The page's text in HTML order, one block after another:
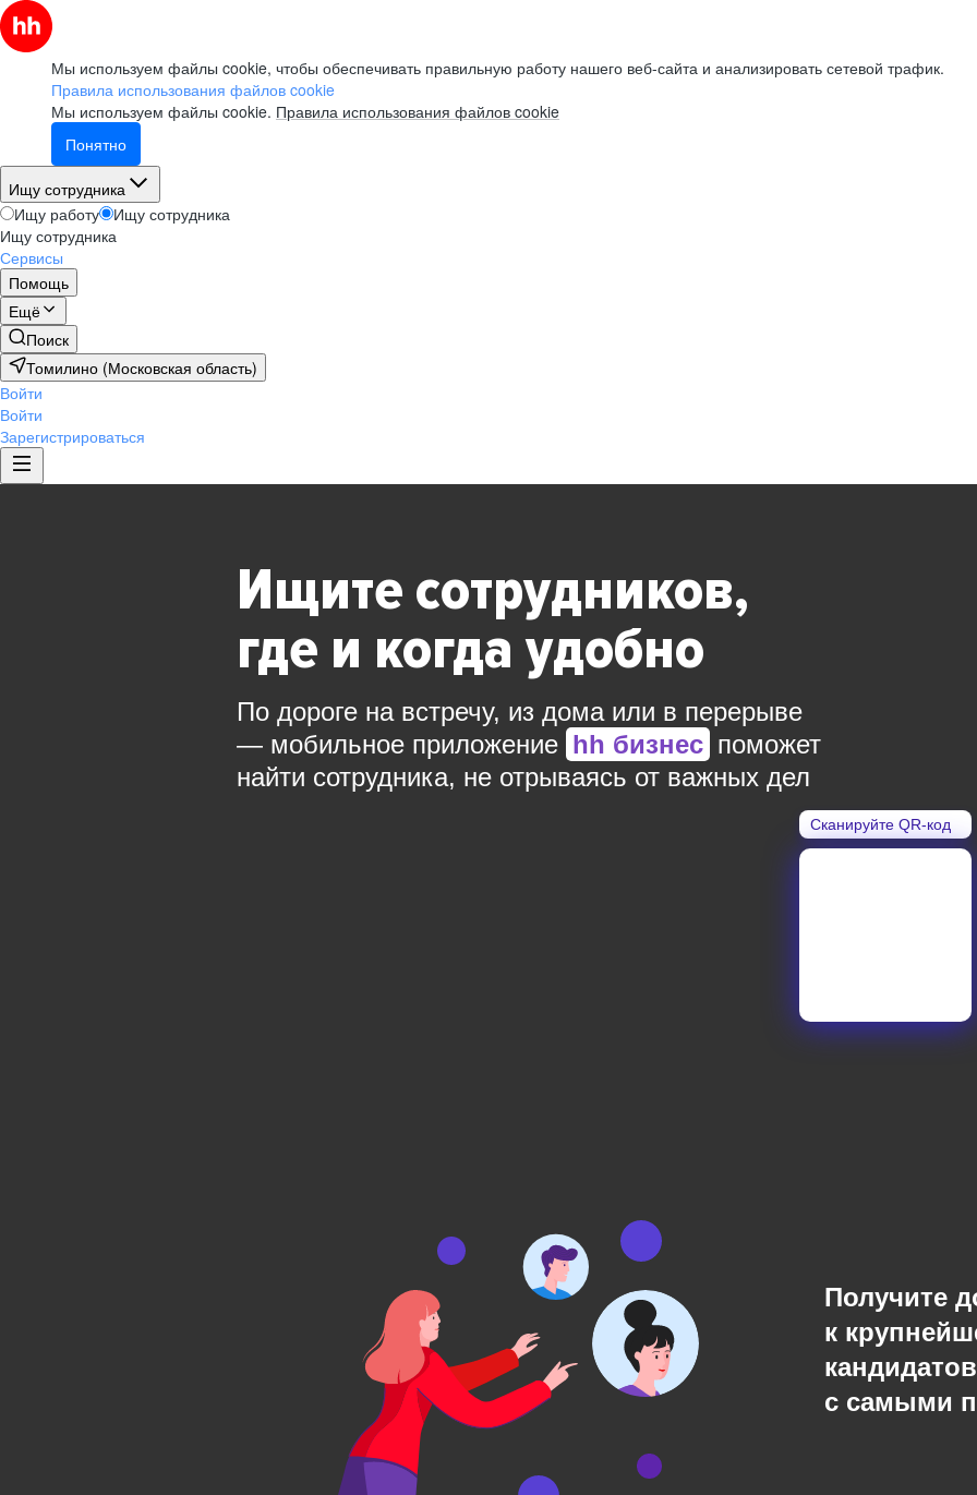
Мы используем файлы cookie, чтобы обеспечивать правильную работу нашего веб-сайта и анализировать сетевой трафик.
Правила использования файлов cookie
Мы используем файлы cookie. Правила использования файлов cookie
Понятно
Ищу сотрудника
Ищу работу
Ищу сотрудника
Ищу сотрудника
Сервисы
Помощь
Ещё
Поиск
Томилино (Московская область)
Войти
Войти
Зарегистрироваться
Ищите сотрудников,
где и когда удобно
По дороге на встречу, из дома или в перерыве
— мобильное приложение hh бизнес поможет
найти сотрудника, не отрываясь от важных дел
Сканируйте QR-код
Получите
к
с самыми